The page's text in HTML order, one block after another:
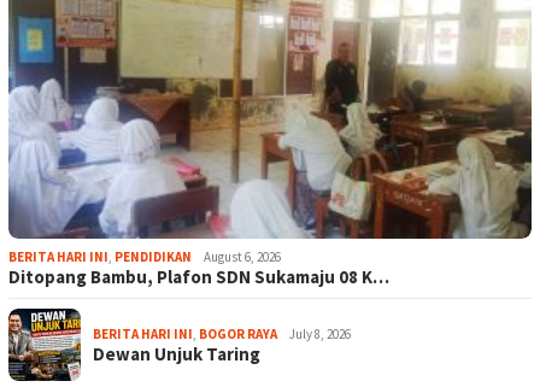
BERITA HARI INI, PENDIDIKAN August 6, 2026
Ditopang Bambu, Plafon SDN Sukamaju 08 K…
BERITA HARI INI, BOGOR RAYA July 8, 2026
Dewan Unjuk Taring